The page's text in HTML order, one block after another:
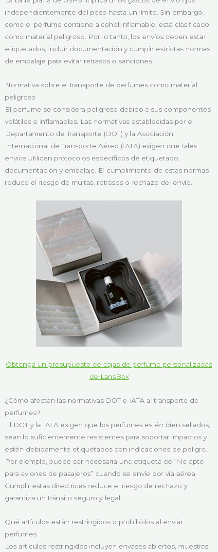
independientemente del peso hasta un límite. Sin embargo,
como el perfume contiene alcohol inflamable, está clasificado
como material peligroso. Por lo tanto, los envíos deben estar
etiquetados, incluir documentación y cumplir estrictas normas
de embalaje para evitar retrasos o sanciones.
Normativa sobre el transporte de perfumes como material
peligroso
El perfume se considera peligroso debido a sus componentes
volátiles e inflamables. Las normativas establecidas por el
Departamento de Transporte (DOT) y la Asociación
Internacional de Transporte Aéreo (IATA) exigen que tales
envíos utilicen protocolos específicos de etiquetado,
documentación y embalaje. El cumplimiento de estas normas
reduce el riesgo de multas, retrasos o rechazo del envío.
Obtenga un presupuesto de cajas de perfume personalizadas
de LansBox
¿Cómo afectan las normativas DOT e IATA al transporte de
perfumes?
El DOT y la IATA exigen que los perfumes estén bien sellados,
sean lo suficientemente resistentes para soportar impactos y
estén debidamente etiquetados con indicaciones de peligro.
Por ejemplo, puede ser necesaria una etiqueta de “No apto
para aviones de pasajeros” cuando se envíe por vía aérea.
Cumplir estas directrices reduce el riesgo de rechazo y
garantiza un tránsito seguro y legal.
Qué artículos están restringidos o prohibidos al enviar
perfumes
Los artículos restringidos incluyen envases abiertos, muestras